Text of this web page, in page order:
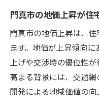
門真市の地価上昇が住
門真市の地価上昇は、
ます。地価が上昇傾向
上げや交渉時の優位性
高まる背景には、交通
開発による地域価値の向